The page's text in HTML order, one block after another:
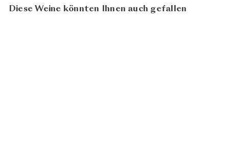
Diese Weine könnten Ihnen auch gefallen